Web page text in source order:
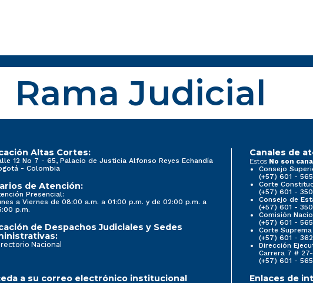
Rama Judicial
Altas Cortes:
12 No 7 - 65, Palacio de Justicia Alfonso Reyes Echandía
- Colombia
de Atención:
Presencial:
a Viernes de 08:00 a.m. a 01:00 p.m. y de 02:00 p.m. a
p.m.
de Despachos Judiciales y Sedes
Nacional
Canales de
Estos No son
Consejo
(+57) 601 -
Corte
(+57) 601 -
Consejo de
(+57) 601 -
Comisión
(+57) 601 -
Corte
(+57) 601 -
Dirección
Carrera 7 #
(+57) 601 -
a su correo electrónico institucional Enlaces de